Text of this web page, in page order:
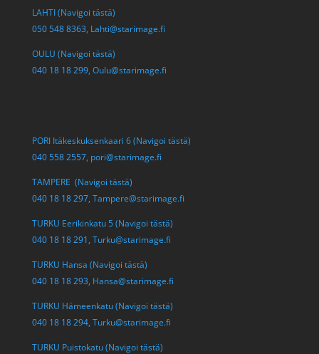
LAHTI (Navigoi tästä)
050 548 8363, Lahti@starimage.fi
OULU (Navigoi tästä)
040 18 18 299, Oulu@starimage.fi
PORI Itäkeskuksenkaari 6 (Navigoi tästä)
040 558 2557, pori@starimage.fi
TAMPERE (Navigoi tästä)
040 18 18 297, Tampere@starimage.fi
TURKU Eerikinkatu 5 (Navigoi tästä)
040 18 18 291, Turku@starimage.fi
TURKU Hansa (Navigoi tästä)
040 18 18 293, Hansa@starimage.fi
TURKU Hämeenkatu (Navigoi tästä)
040 18 18 294, Turku@starimage.fi
TURKU Puistokatu (Navigoi tästä)